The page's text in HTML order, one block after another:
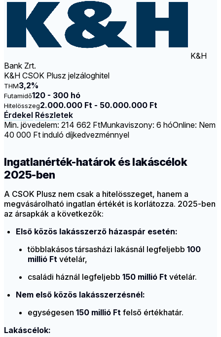
K&H
Bank Zrt.
K&H CSOK Plusz jelzáloghitel
THM3,2%
Futamidő120 - 300 hó
Hitelösszeg2.000.000 Ft - 50.000.000 Ft
Érdekel Részletek
Min. jövedelem: 214 662 FtMunkaviszony: 6 hóOnline: Nem
40 000 Ft induló díjkedvezménnyel
Ingatlanérték-határok és lakáscélok
2025-ben
A CSOK Plusz nem csak a hitelösszeget, hanem a
megvásárolható ingatlan értékét is korlátozza. 2025-ben
az ársapkák a következők:
Első közös lakásszerző házaspár esetén:
többlakásos társasházi lakásnál legfeljebb 100
millió Ft vételár,
családi háznál legfeljebb 150 millió Ft vételár.
Nem első közös lakásszerzésnél:
egységesen 150 millió Ft felső értékhatár.
Lakáscélok: